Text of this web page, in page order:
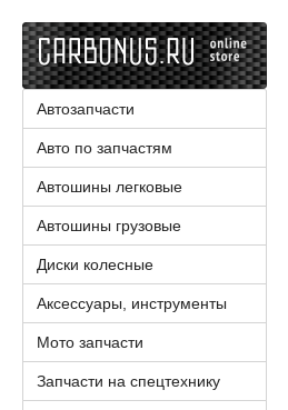
Автозапчасти
Авто по запчастям
Автошины легковые
Автошины грузовые
Диски колесные
Аксессуары, инструменты
Мото запчасти
Запчасти на спецтехнику